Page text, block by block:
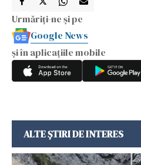
Urmăriți-ne și pe
Google News
și în aplicațiile mobile
ALTE ȘTIRI DE INTERES